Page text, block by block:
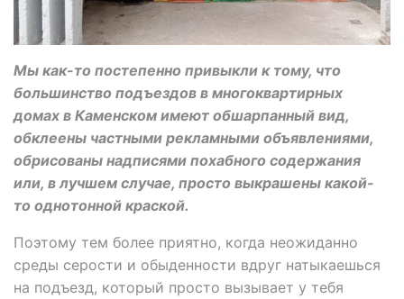
Мы как-то постепенно привыкли к тому, что
большинство подъездов в многоквартирных
домах в Каменском имеют обшарпанный вид,
обклеены частными рекламными объявлениями,
обрисованы надписями похабного содержания
или, в лучшем случае, просто выкрашены какой-
то однотонной краской.
Поэтому тем более приятно, когда неожиданно
среды серости и обыденности вдруг натыкаешься
на подъезд, который просто вызывает у тебя